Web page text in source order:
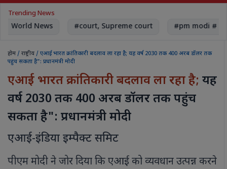
Trending News
World News #court, Supreme court #pm modi #
होम / राष्ट्रीय / एआई भारत क्रांतिकारी बदलाव ला रहा है; यह वर्ष 2030 तक 400 अरब डॉलर तक
पहुंच सकता है": प्रधानमंत्री मोदी
एआई भारत क्रांतिकारी बदलाव ला रहा है; यह
वर्ष 2030 तक 400 अरब डॉलर तक पहुंच
सकता है": प्रधानमंत्री मोदी
एआई-इंडिया इम्पैक्ट समिट
पीएम मोदी ने जोर दिया कि एआई को व्यवधान उत्पन्न करने